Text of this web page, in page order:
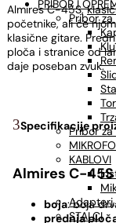
PRIBOR I
Pribor
Pribor
KABLOVI
STALCI
Almires C-45S,
početnike, ali će
klasične gitare.
ploča i stranice od
daje poseban zvuk.
Specifikacije
Almires C-45S
boja: boja
prednja